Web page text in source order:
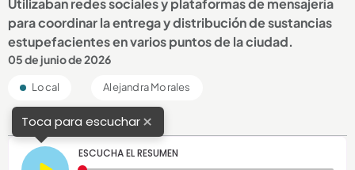
Utilizaban redes sociales y plataformas de mensajería
para coordinar la entrega y distribución de sustancias
estupefacientes en varios puntos de la ciudad.
05 de junio de 2026
Local Alejandra Morales
Toca para escuchar×
ESCUCHA EL RESUMEN